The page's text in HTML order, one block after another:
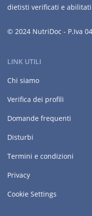
dietisti verificati e
© 2024 NutriDoc - P.Iva
LINK UTILI
Chi siamo
Verifica dei profili
Domande frequenti
Disturbi
Termini e condizioni
Privacy
Cookie Settings